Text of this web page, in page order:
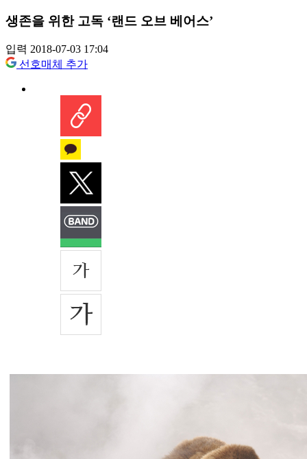
생존을 위한 고독 ‘랜드 오브 베어스’
입력 2018-07-03 17:04
선호매체 추가